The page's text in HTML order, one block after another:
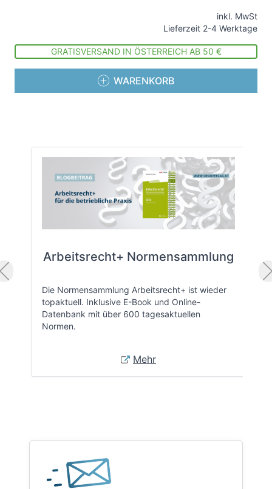
inkl. MwSt
Lieferzeit 2-4 Werktage
GRATISVERSAND IN ÖSTERREICH AB 50 €
WARENKORB
Arbeitsrecht+ Normensammlung
Die Normensammlung Arbeitsrecht+ ist wieder
topaktuell. Inklusive E-Book und Online-
Datenbank mit über 600 tagesaktuellen
Normen.
Mehr